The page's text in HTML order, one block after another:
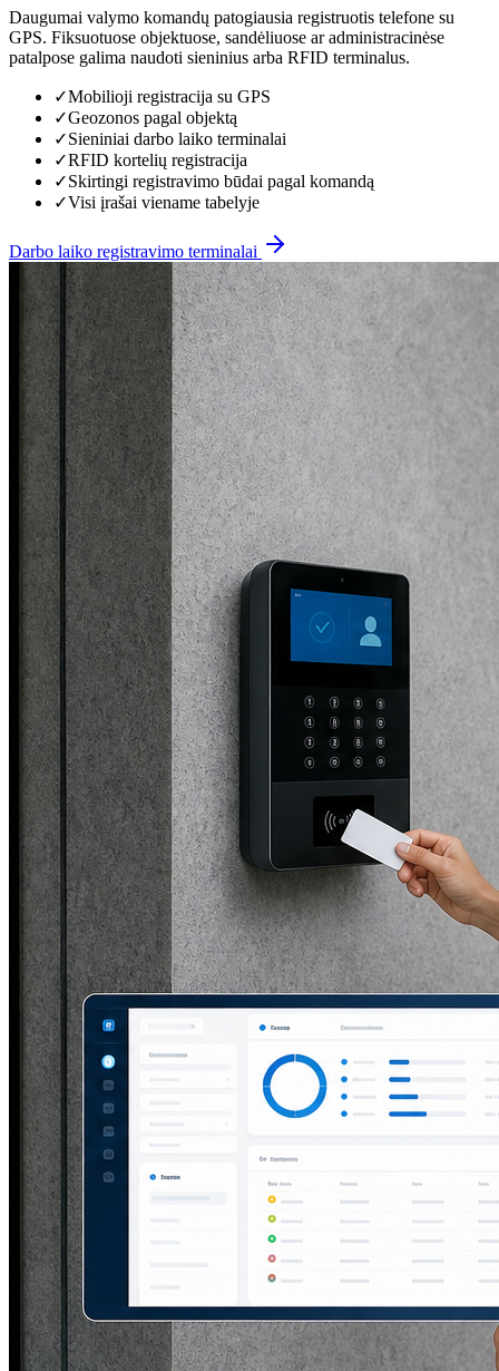
Daugumai valymo komandų patogiausia registruotis telefone su
GPS. Fiksuotuose objektuose, sandėliuose ar administracinėse
patalpose galima naudoti sieninius arba RFID terminalus.
✓Mobilioji registracija su GPS
✓Geozonos pagal objektą
✓Sieniniai darbo laiko terminalai
✓RFID kortelių registracija
✓Skirtingi registravimo būdai pagal komandą
✓Visi įrašai viename tabelyje
Darbo laiko registravimo terminalai